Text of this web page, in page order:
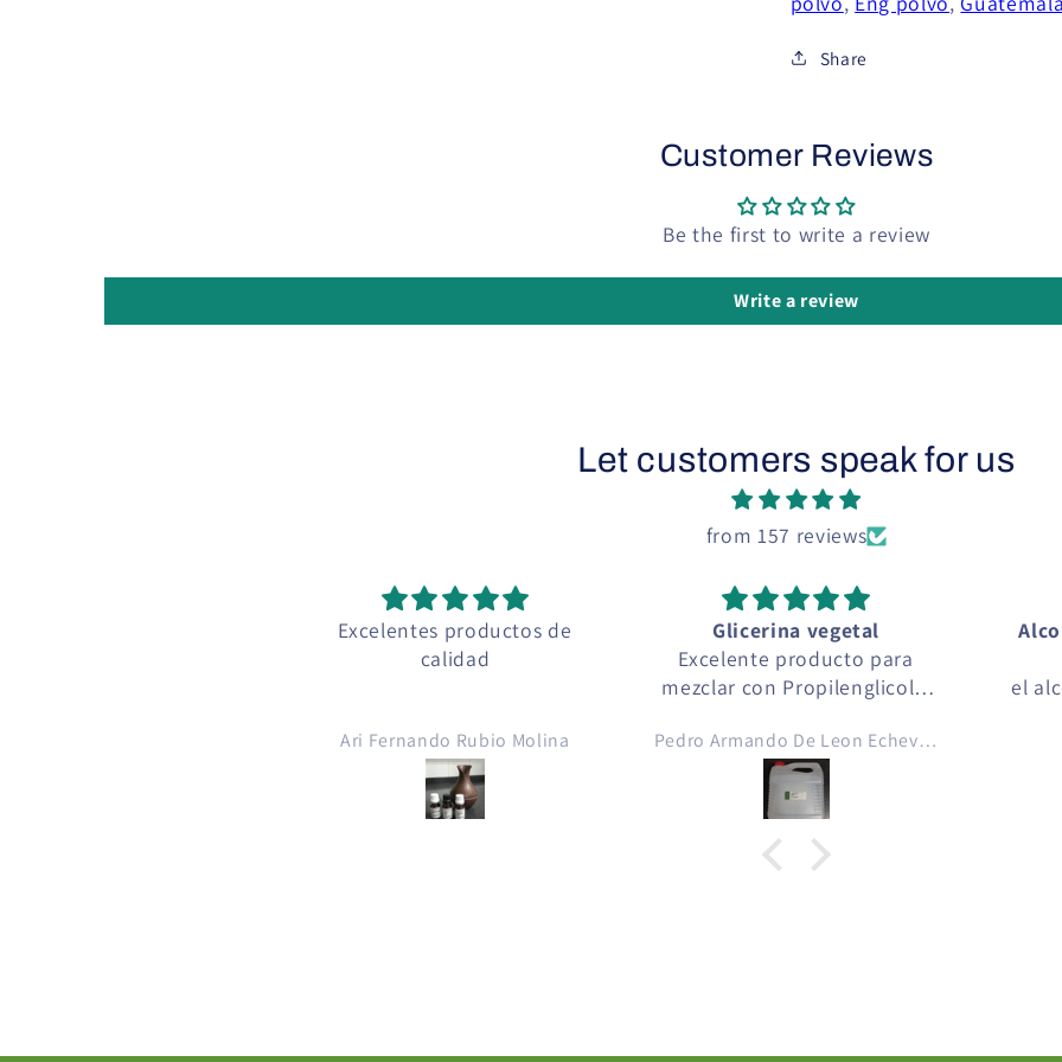
Share
Customer Reviews
Be the first to write a review
Write a review
Let customers speak for us
from 157 reviews
Excelentes productos de
calidad
Ari Fernando Rubio Molina
Glicerina vegetal
Excelente producto para
mezclar con Propilenglicol y
para cigarro electrónico ..
crear líquidos para cigarro
electrónico, gracias Green
Pedro Armando De Leon Echeverria
el